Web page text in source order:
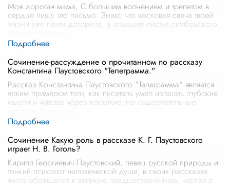
Моя дорогая мама, С большим волнением и трепетом в
сердце пишу это письмо. Знаю, что восковая свеча твоей
жизни уже почти догорела, а опавшие листья октябрьского
Сочинение-рассуждение о прочитанном по рассказу
Константина Паустовского "Телеграмма."
Рассказ Константина Паустовского "Телеграмма" является
ярким примером того, как писатель умел излагать глубокие
мысли и чувства через короткие, но содержательные
Сочинение Какую роль в рассказе К. Г. Паустовского
играет Н. В. Гоголь?
Кирилл Георгиевич Паустовский, певец русской природы и
тонкий психолог человеческой души, в своих рассказах
часто обращался к великим предшественникам, черпая в